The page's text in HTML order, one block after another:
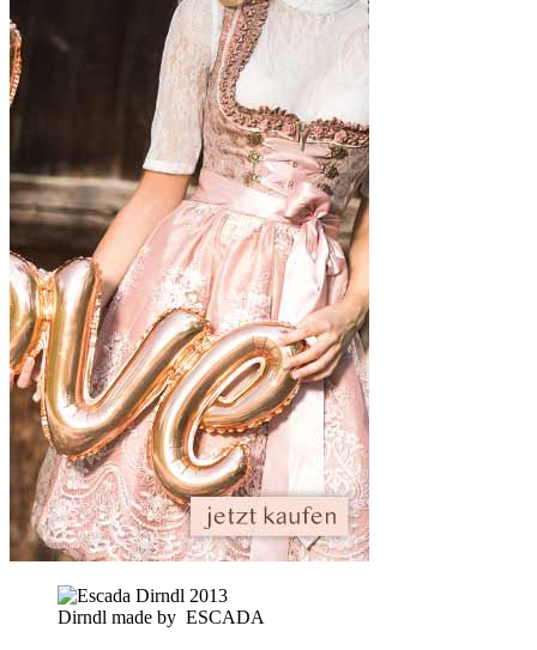
Dirndl made by ESCADA